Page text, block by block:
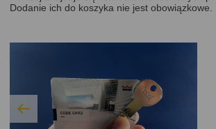
Dodanie ich do koszyka nie jest obowiązkowe.